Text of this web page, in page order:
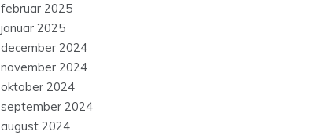
februar 2025
januar 2025
december 2024
november 2024
oktober 2024
september 2024
august 2024